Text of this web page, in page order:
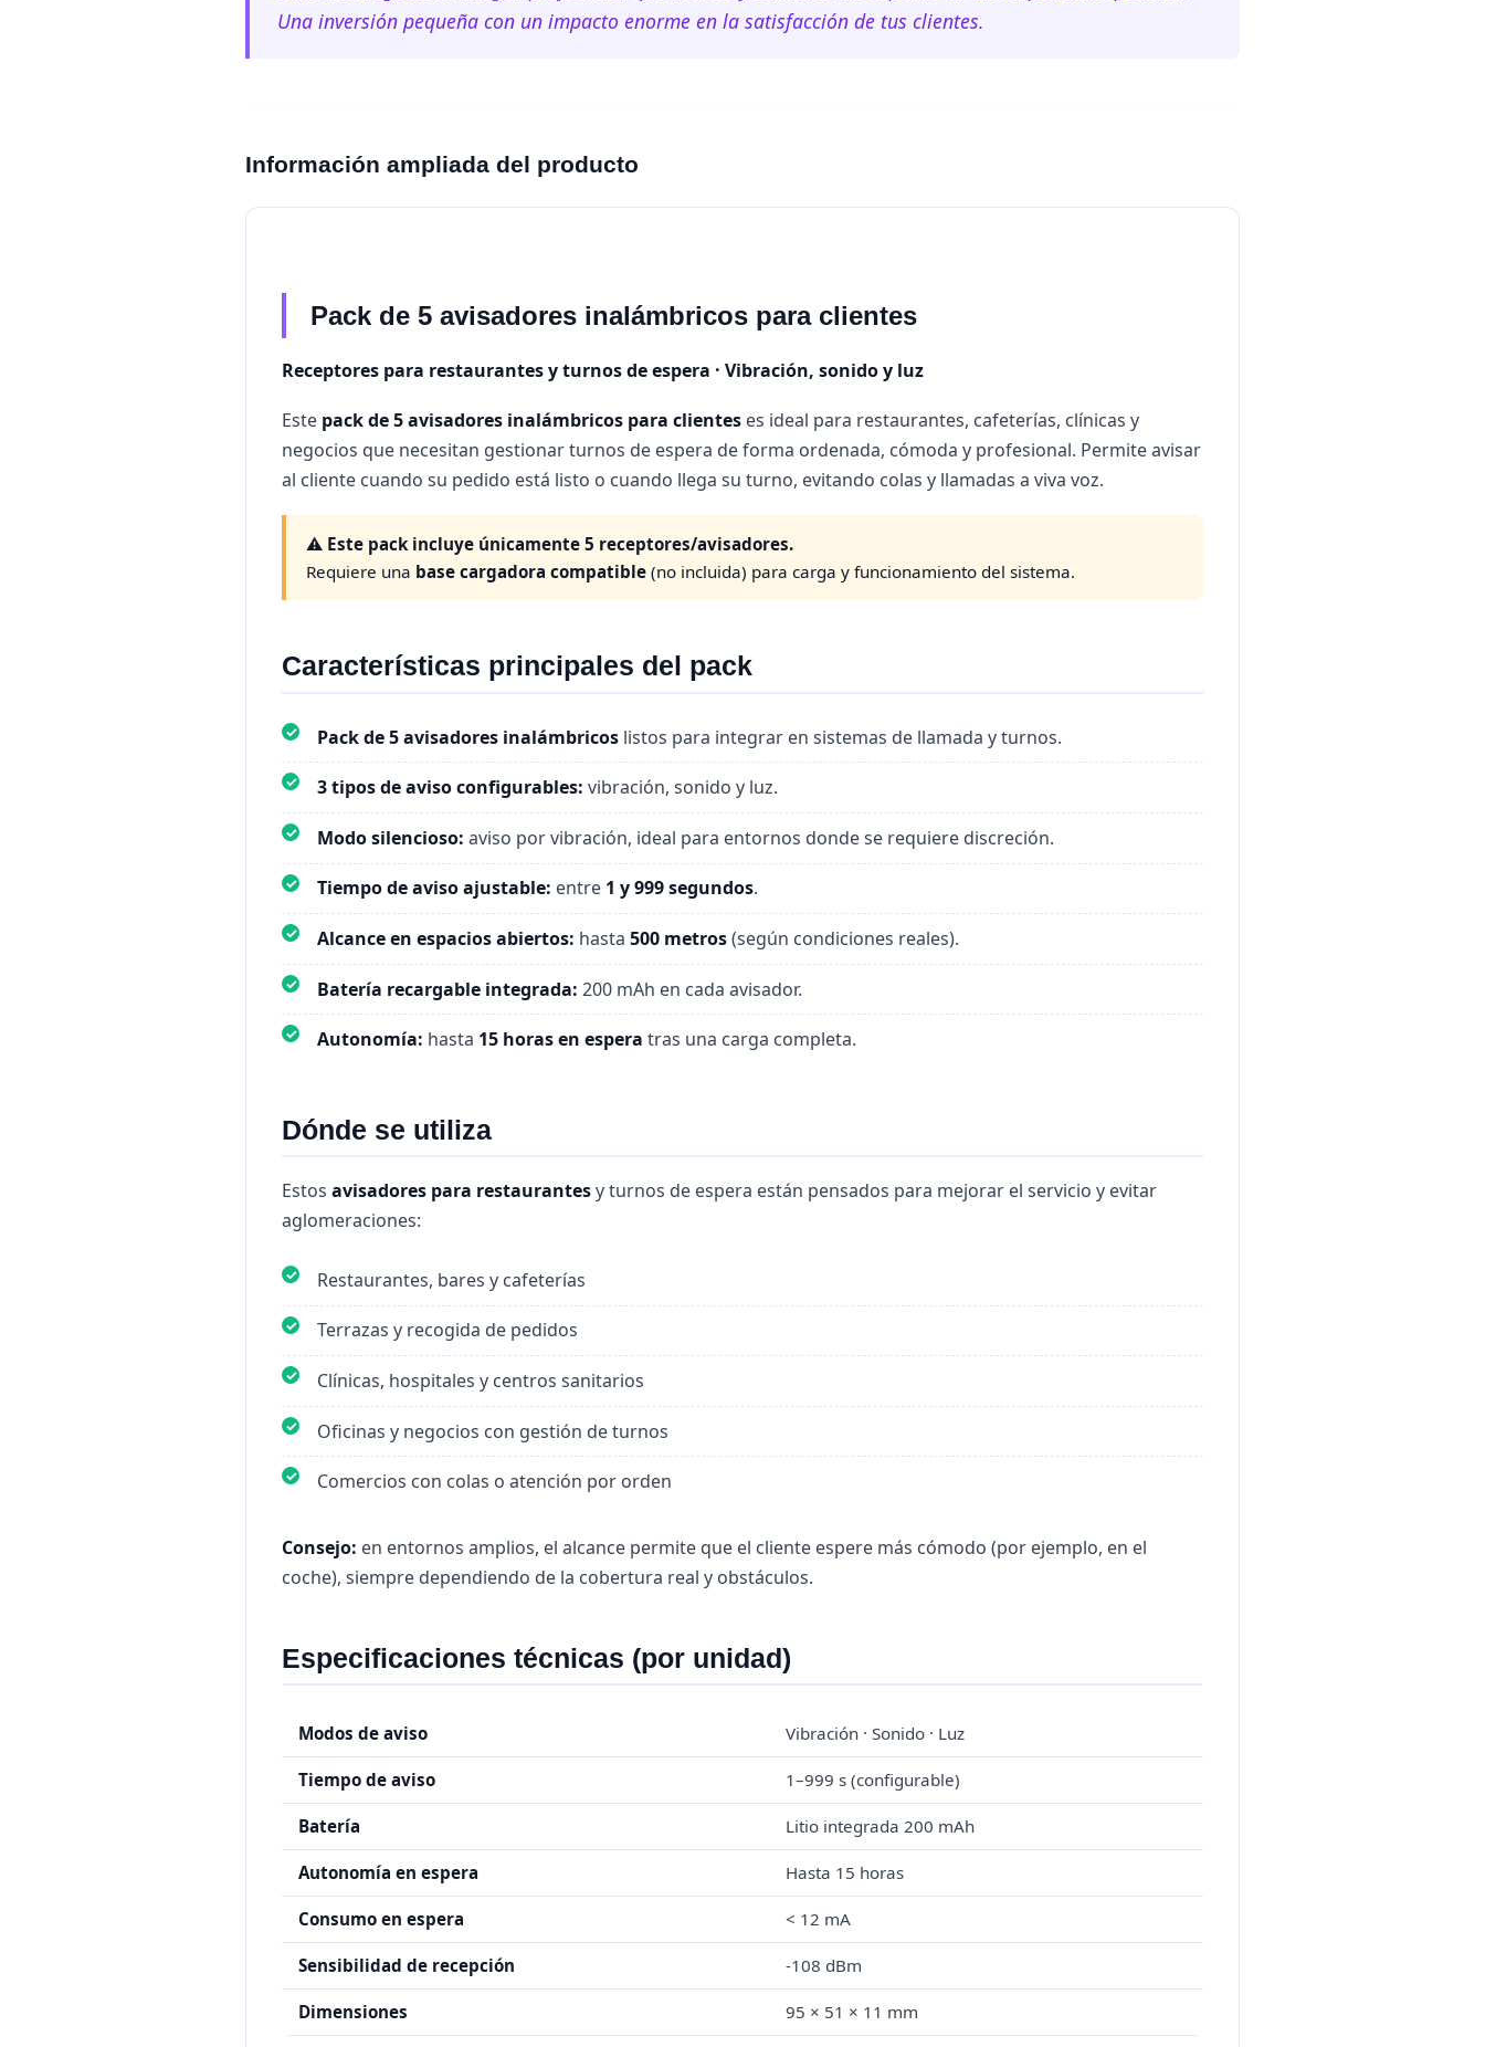
Una inversión pequeña con un impacto enorme en la satisfacción de tus clientes.
Información ampliada del producto
Pack de 5 avisadores inalámbricos para clientes
Receptores para restaurantes y turnos de espera · Vibración, sonido y luz
Este pack de 5 avisadores inalámbricos para clientes es ideal para restaurantes, cafeterías, clínicas y
negocios que necesitan gestionar turnos de espera de forma ordenada, cómoda y profesional. Permite avisar
al cliente cuando su pedido está listo o cuando llega su turno, evitando colas y llamadas a viva voz.
⚠️ Este pack incluye únicamente 5 receptores/avisadores.
Requiere una base cargadora compatible (no incluida) para carga y funcionamiento del sistema.
Características principales del pack
✓ Pack de 5 avisadores inalámbricos listos para integrar en sistemas de llamada y turnos.
✓ 3 tipos de aviso configurables: vibración, sonido y luz.
✓ Modo silencioso: aviso por vibración, ideal para entornos donde se requiere discreción.
✓ Tiempo de aviso ajustable: entre 1 y 999 segundos.
✓ Alcance en espacios abiertos: hasta 500 metros(según condiciones reales).
✓ Batería recargable integrada: 200 mAh en cada avisador.
✓ Autonomía: hasta 15 horas en espera tras una carga completa.
Dónde se utiliza
Estos avisadores para restaurantesy turnos de espera están pensados para mejorar el servicio y evitar
aglomeraciones:
✓ Restaurantes, bares y cafeterías
✓ Terrazas y recogida de pedidos
✓ Clínicas, hospitales y centros sanitarios
✓ Oficinas y negocios con gestión de turnos
✓ Comercios con colas o atención por orden
Consejo: en entornos amplios, el alcance permite que el cliente espere más cómodo (por ejemplo, en el
coche), siempre dependiendo de la cobertura real y obstáculos.
Especificaciones técnicas (por unidad)
Modos de aviso Vibración · Sonido · Luz
Tiempo de aviso 1–999 s (configurable)
Batería Litio integrada 200 mAh
Autonomía en espera Hasta 15 horas
Consumo en espera < 12 mA
Sensibilidad de recepción -108 dBm
Dimensiones 95 × 51 × 11 mm